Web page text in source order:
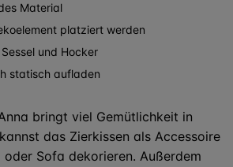
Material
platziert werden
und Hocker
statisch aufladen
bringt viel Gemütlichkeit in
das Zierkissen als Accessoire
oder Sofa dekorieren. Außerdem